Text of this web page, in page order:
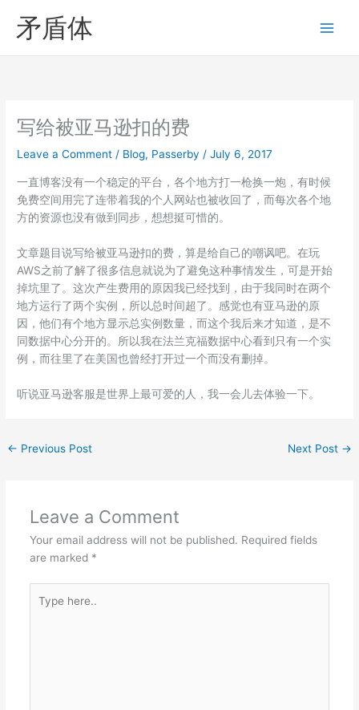
content
矛盾体
写给被亚马逊扣的费
Leave a Comment / Blog, Passerby /July 6, 2017
一直博客没有一个稳定的平台，各个地方打一枪换一炮，有时候
免费空间用完了连带着我的个人网站也被收回了，而每次各个地
方的资源也没有做到同步，想想挺可惜的。
文章题目说写给被亚马逊扣的费，算是给自己的嘲讽吧。在玩
AWS之前了解了很多信息就说为了避免这种事情发生，可是开始
掉坑里了。这次产生费用的原因我已经找到，由于我同时在两个
地方运行了两个实例，所以总时间超了。感觉也有亚马逊的原
因，他们有个地方显示总实例数量，而这个我后来才知道，是不
同数据中心分开的。所以我在法兰克福数据中心看到只有一个实
例，而往里了在美国也曾经打开过一个而没有删掉。
听说亚马逊客服是世界上最可爱的人，我一会儿去体验一下。
← Previous Post Next Post →
Leave a Comment
Your email address will not be published. Required fields
are marked *
here..